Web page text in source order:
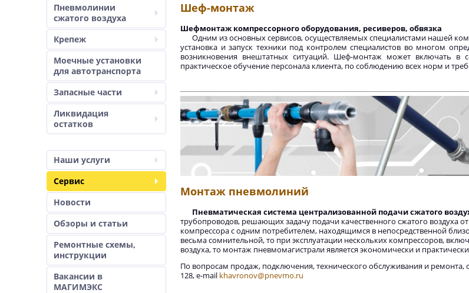
Пневмолинии
сжатого воздуха
Крепеж
Моечные установки
для автотранспорта
Запасные части
Ликвидация
остатков
Наши услуги
Сервис
Новости
Обзоры и статьи
Ремонтные схемы,
инструкции
Вакансии в
МАГИМЭКС
Шеф-монтаж
Шефмонтаж компрессорного оборудования, ресиверов, обвязка
Одним из основных сервисов, осуществляемых специалистами нашей
установка и запуск техники под контролем специалистов во многом
возникновения внештатных ситуаций. Шеф-монтаж может включать в
практическое обучение персонала клиента, по соблюдению всех норм и
Монтаж пневмолиний
Пневматическая система централизованной подачи сжатого
трубопроводов, решающих задачу подачи качественного сжатого воздуха
компрессора с одним потребителем, находящимся в непосредственной
весьма сомнительной, то при эксплуатации нескольких компрессоров,
воздуха, то монтаж пневмомагистрали является экономически и
По вопросам продаж, подключения, технического обслуживания и ремонта,
128, e-mail khavronov@pnevmo.ru